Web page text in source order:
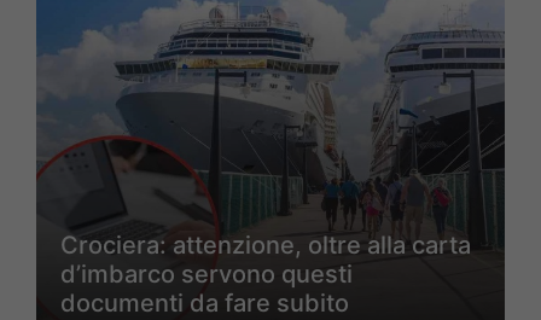
Crociera: attenzione, oltre alla carta
d’imbarco servono questi
documenti da fare subito